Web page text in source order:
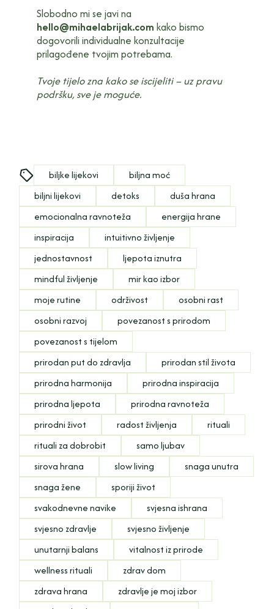
Slobodno mi se javi na
hello@mihaelabrijak.com kako bismo
dogovorili individualne konzultacije
prilagođene tvojim potrebama.
Tvoje tijelo zna kako se iscijeliti – uz pravu
podršku, sve je moguće.
biljke lijekovi
biljna moć
biljni lijekovi
detoks
duša hrana
emocionalna ravnoteža
energija hrane
inspiracija
intuitivno življenje
jednostavnost
ljepota iznutra
mindful življenje
mir kao izbor
moje rutine
održivost
osobni rast
osobni razvoj
povezanost s prirodom
povezanost s tijelom
prirodan put do zdravlja
prirodan stil života
prirodna harmonija
prirodna inspiracija
prirodna ljepota
prirodna ravnoteža
prirodni život
radost življenja
rituali
rituali za dobrobit
samo ljubav
sirova hrana
slow living
snaga unutra
snaga žene
sporiji život
svakodnevne navike
svjesna ishrana
svjesno zdravlje
svjesno življenje
unutarnji balans
vitalnost iz prirode
wellness rituali
zdrav dom
zdrava hrana
zdravlje je moj izbor